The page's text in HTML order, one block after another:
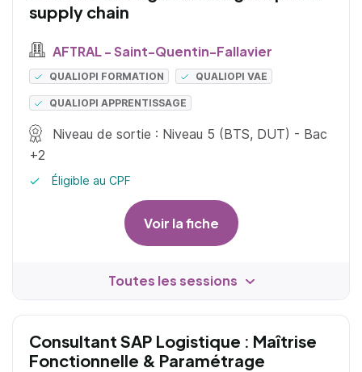
supply chain
AFTRAL - Saint-Quentin-Fallavier
QUALIOPI FORMATION QUALIOPI VAE
QUALIOPI APPRENTISSAGE
Niveau de sortie : Niveau 5 (BTS, DUT) - Bac
+2
Éligible au CPF
Voir la fiche
Toutes les sessions
Consultant SAP Logistique : Maîtrise
Fonctionnelle & Paramétrage